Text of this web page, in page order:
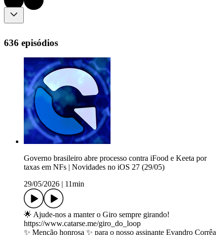
636 episódios
Governo brasileiro abre processo contra iFood e Keeta por
taxas em NFs | Novidades no iOS 27 (29/05)
29/05/2026
11min
🌟 Ajude-nos a manter o Giro sempre girando!
https://www.catarse.me/giro_do_loop
✨ Menção honrosa ✨ para o nosso assinante Evandro Corrêa